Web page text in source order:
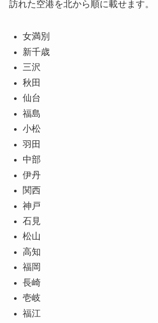
訪れた空港を北から順に載せます。
女満別
新千歳
三沢
秋田
仙台
福島
小松
羽田
中部
伊丹
関西
神戸
石見
松山
高知
福岡
長崎
壱岐
福江